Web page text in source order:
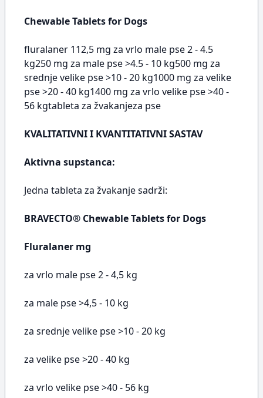
Chewable Tablets for Dogs
fluralaner 112,5 mg za vrlo male pse 2 - 4.5
kg250 mg za male pse >4.5 - 10 kg500 mg za
srednje velike pse >10 - 20 kg1000 mg za velike
pse >20 - 40 kg1400 mg za vrlo velike pse >40 -
56 kgtableta za žvakanjeza pse
KVALITATIVNI I KVANTITATIVNI SASTAV
Aktivna supstanca:
Jedna tableta za žvakanje sadrži:
BRAVECTO® Chewable Tablets for Dogs
Fluralaner mg
za vrlo male pse 2 - 4,5 kg
za male pse >4,5 - 10 kg
za srednje velike pse >10 - 20 kg
za velike pse >20 - 40 kg
za vrlo velike pse >40 - 56 kg